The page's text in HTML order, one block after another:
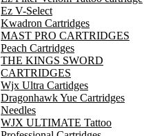
Ez V-Select
Kwadron Cartridges
MAST PRO CARTRIDGES
Peach Cartridges
THE KINGS SWORD
CARTRIDGES
Wjx Ultra Cartidges
Dragonhawk Yue Cartridges
Needles
WJX ULTIMATE Tattoo